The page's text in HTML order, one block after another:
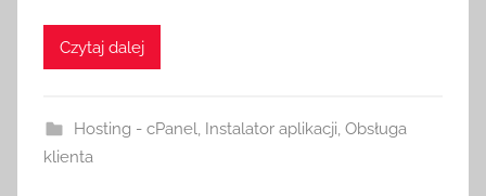
Czytaj dalej
Hosting - cPanel, Instalator aplikacji, Obsługa
klienta